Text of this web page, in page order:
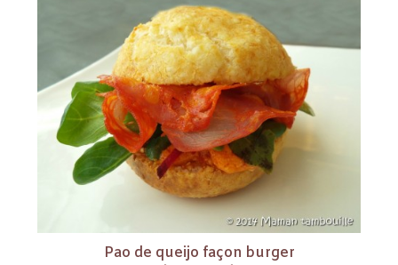
Pao de queijo façon burger